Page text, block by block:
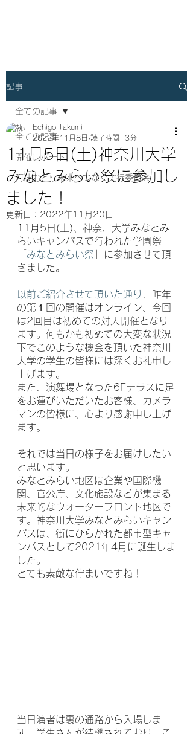
記事
全ての記事
開催レポート
阿波おどり未来へつなぐ実行委員会
全ての記事
11月5日(土)神奈川大学
みなとみらい祭に参加し
ました！
Echigo Takumi
2022年11月8日 読了時間: 3分
更新日： 2022年11月20日
11月5日(土)、神奈川大学みなとみ
らいキャンパスで行われた学園祭
みなとみらい祭 」に参加させて頂
きました。
以前ご紹介させて頂いた通り
、昨年
の第１回の開催はオンライン、今回
は2回目は初めての対人開催となり
ます。何もかも初めての大変な状況
下でこのような機会を頂いた神奈川
大学の学生の皆様には深くお礼申し
上げます。
また、演舞場となった6Fテラスに足
をお運びいただいたお客様、カメラ
マンの皆様に、心より感謝申し上げ
ます。
それでは当日の様子をお届けしたい
と思います。
みなとみらい地区は企業や国際機
関、官公庁、文化施設などが集まる
未来的なウォーターフロント地区で
す。神奈川大学みなとみらいキャン
パスは、街にひらかれた都市型キャ
ンパスとして2021年4月に誕生しま
した。
とても素敵な佇まいですね！
当日演者は裏の通路から入場しま